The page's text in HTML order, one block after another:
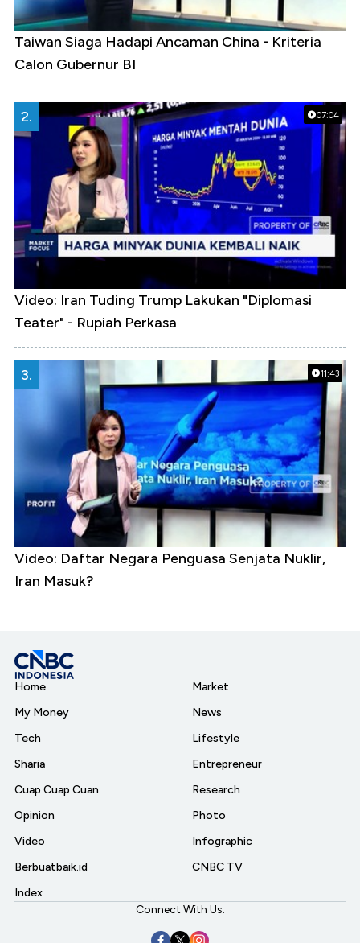
Taiwan Siaga Hadapi Ancaman China - Kriteria
Calon Gubernur BI
07:04
2.
Video: Iran Tuding Trump Lakukan "Diplomasi
Teater" - Rupiah Perkasa
11:43
3.
Video: Daftar Negara Penguasa Senjata Nuklir,
Iran Masuk?
Home
My Money
Tech
Sharia
Cuap Cuap Cuan
Opinion
Video
Berbuatbaik.id
Index
Market
News
Lifestyle
Entrepreneur
Research
Photo
Infographic
CNBC TV
Connect With Us: